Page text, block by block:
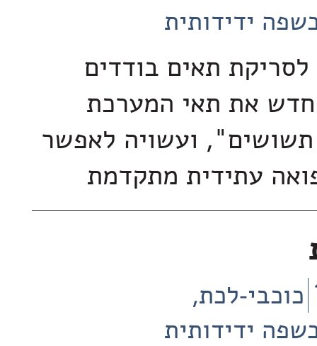
ידידותית
תאים בודדים
חדש את תאי המערכת
ועשויה לאפשר
עתידית מתקדמת
כוכבי-לכת
ידידותית